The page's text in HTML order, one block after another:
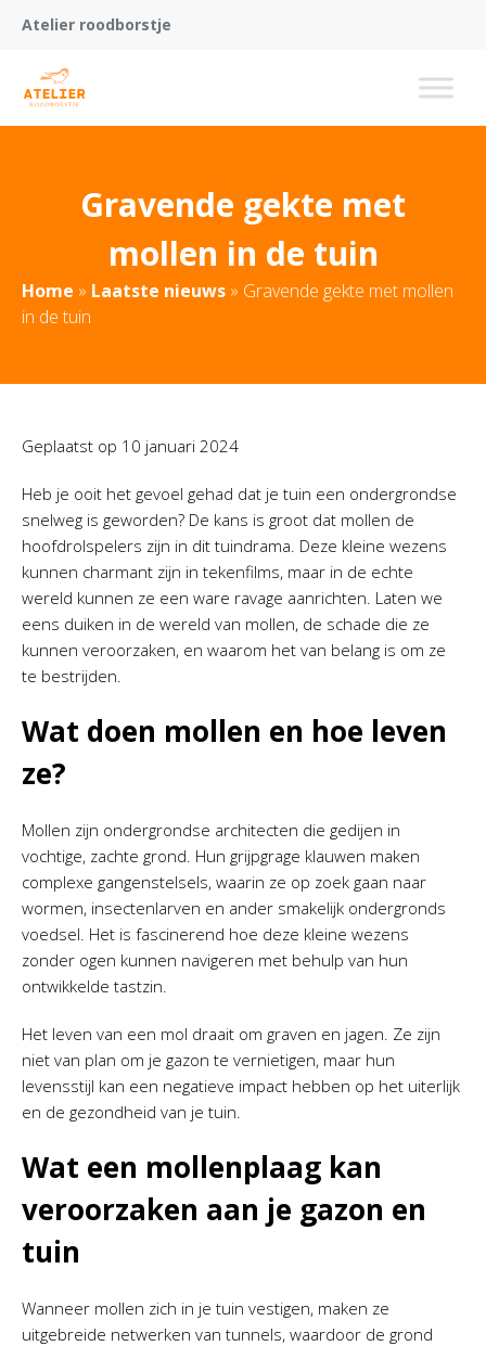
Atelier roodborstje
Gravende gekte met
mollen in de tuin
Home » Laatste nieuws » Gravende gekte met mollen
in de tuin
Geplaatst op 10 januari 2024
Heb je ooit het gevoel gehad dat je tuin een ondergrondse
snelweg is geworden? De kans is groot dat mollen de
hoofdrolspelers zijn in dit tuindrama. Deze kleine wezens
kunnen charmant zijn in tekenfilms, maar in de echte
wereld kunnen ze een ware ravage aanrichten. Laten we
eens duiken in de wereld van mollen, de schade die ze
kunnen veroorzaken, en waarom het van belang is om ze
te bestrijden.
Wat doen mollen en hoe leven
ze?
Mollen zijn ondergrondse architecten die gedijen in
vochtige, zachte grond. Hun grijpgrage klauwen maken
complexe gangenstelsels, waarin ze op zoek gaan naar
wormen, insectenlarven en ander smakelijk ondergronds
voedsel. Het is fascinerend hoe deze kleine wezens
zonder ogen kunnen navigeren met behulp van hun
ontwikkelde tastzin.
Het leven van een mol draait om graven en jagen. Ze zijn
niet van plan om je gazon te vernietigen, maar hun
levensstijl kan een negatieve impact hebben op het uiterlijk
en de gezondheid van je tuin.
Wat een mollenplaag kan
veroorzaken aan je gazon en
tuin
Wanneer mollen zich in je tuin vestigen, maken ze
uitgebreide netwerken van tunnels, waardoor de grond